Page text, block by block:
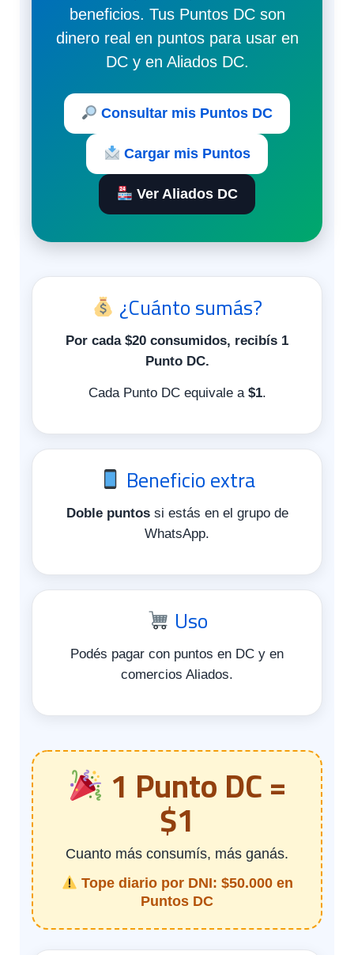
beneficios. Tus Puntos DC son
dinero real en puntos para usar en
DC y en Aliados DC.
Consultar mis Puntos DC
Cargar mis Puntos
Ver Aliados DC
¿Cuánto sumás?
Por cada $20 consumidos, recibís 1
Punto DC.
Cada Punto DC equivale a $1.
Beneficio extra
Doble puntossi estás en el grupo de
WhatsApp.
Uso
Podés pagar con puntos en DC y en
comercios Aliados.
1 Punto DC =
$1
Cuanto más consumís, más ganás.
Tope diario por DNI: $50.000 en
Puntos DC